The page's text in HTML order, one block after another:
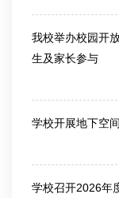
我校举办校园开
生及家长参与
学校开展地下空
学校召开2026年